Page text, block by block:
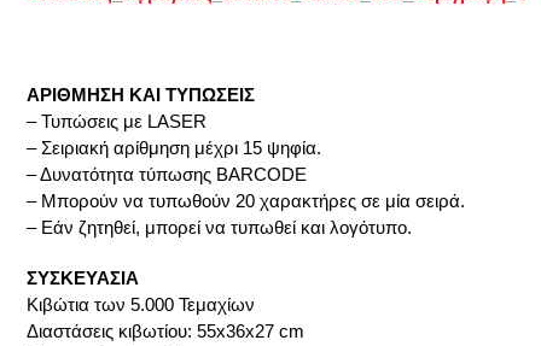
ΑΡΙΘΜΗΣΗ ΚΑΙ ΤΥΠΩΣΕΙΣ
– Τυπώσεις με LASER
– Σειριακή αρίθμηση μέχρι 15 ψηφία.
– Δυνατότητα τύπωσης BARCODE
– Μπορούν να τυπωθούν 20 χαρακτήρες σε μία σειρά.
– Εάν ζητηθεί, μπορεί να τυπωθεί και λογότυπο.
ΣΥΣΚΕΥΑΣΙΑ
Κιβώτια των 5.000 Τεμαχίων
Διαστάσεις κιβωτίου: 55x36x27 cm